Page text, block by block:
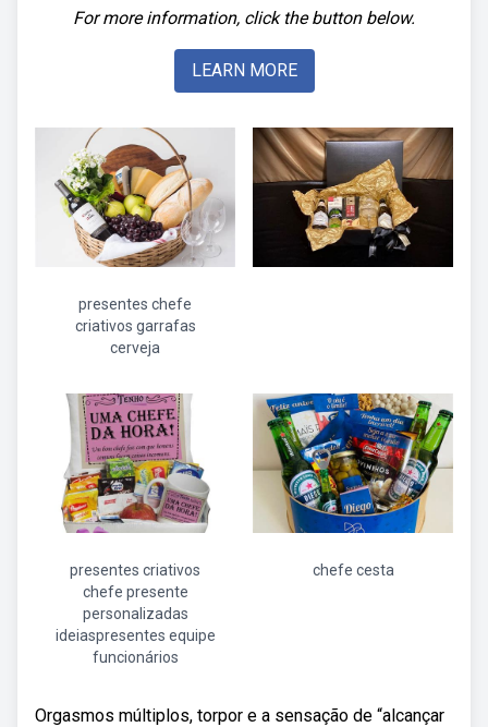
For more information, click the button below.
LEARN MORE
presentes chefe
criativos garrafas
cerveja
presentes criativos
chefe presente
personalizadas
ideiaspresentes equipe
funcionários
chefe cesta
Orgasmos múltiplos, torpor e a sensação de “alcançar